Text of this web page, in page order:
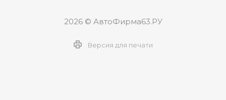
2026 © АвтоФирма63.РУ
Версия для печати